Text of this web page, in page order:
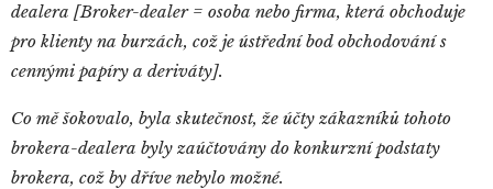
dealera [Broker-dealer = osoba nebo firma, která obchoduje
pro klienty na burzách, což je ústřední bod obchodování s
cennými papíry a deriváty].
Co mě šokovalo, byla skutečnost, že účty zákazníků tohoto
brokera-dealera byly zaúčtovány do konkurzní podstaty
brokera, což by dříve nebylo možné.